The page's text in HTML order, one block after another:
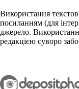
Використання
посиланням (для
джерело.
редакцією суворо